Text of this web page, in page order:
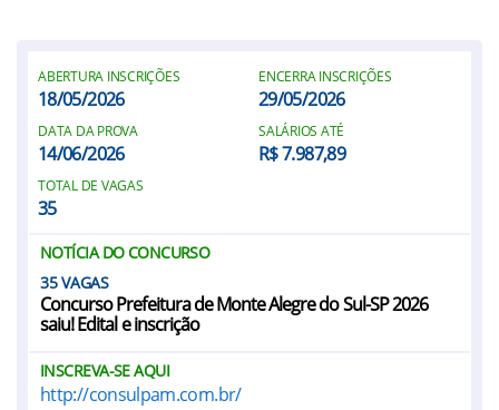
ABERTURA INSCRIÇÕES
18/05/2026
ENCERRA INSCRIÇÕES
29/05/2026
DATA DA PROVA
14/06/2026
SALÁRIOS ATÉ
R$ 7.987,89
TOTAL DE VAGAS
35
NOTÍCIA DO CONCURSO
35
Concurso Prefeitura de Monte Alegre do Sul-SP 2026
saiu! Edital e inscrição
INSCREVA-SE AQUI
http://consulpam.com.br/